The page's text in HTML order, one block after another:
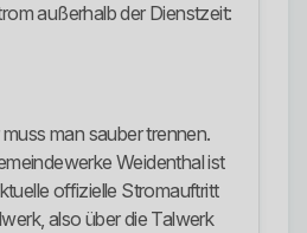
außerhalb der Dienstzeit:
man sauber trennen.
Weidenthal ist
offizielle Stromauftritt
also über die Talwerk